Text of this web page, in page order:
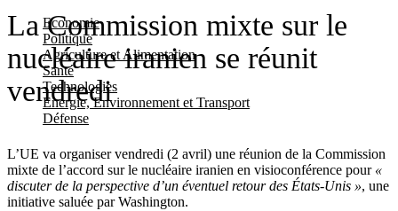
Economie
Politique
Agriculture et Alimentation
Santé
Technologies
Energie, Environnement et Transport
Défense
La Commission mixte sur le
nucléaire iranien se réunit
vendredi
L’UE va organiser vendredi (2 avril) une réunion de la Commission
mixte de l’accord sur le nucléaire iranien en visioconférence pour «
discuter de la perspective d’un éventuel retour des États-Unis », une
initiative saluée par Washington.